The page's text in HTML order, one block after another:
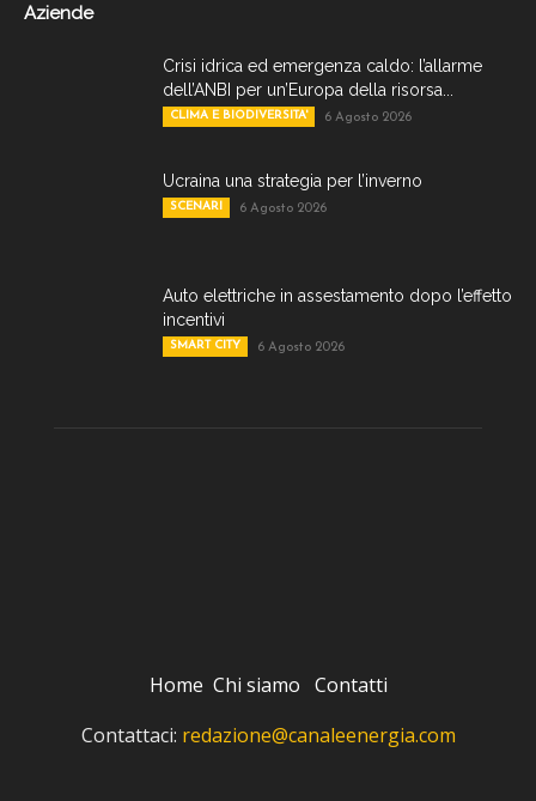
Aziende
Crisi idrica ed emergenza caldo: l’allarme
dell’ANBI per un’Europa della risorsa...
CLIMA E BIODIVERSITA' 6 Agosto 2026
Ucraina una strategia per l’inverno
SCENARI 6 Agosto 2026
Auto elettriche in assestamento dopo l’effetto
incentivi
SMART CITY 6 Agosto 2026
Home Chi siamo Contatti
Contattaci: redazione@canaleenergia.com